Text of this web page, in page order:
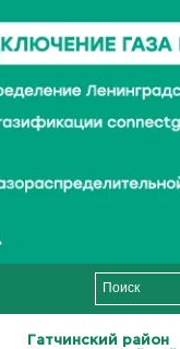
Гатчинский район